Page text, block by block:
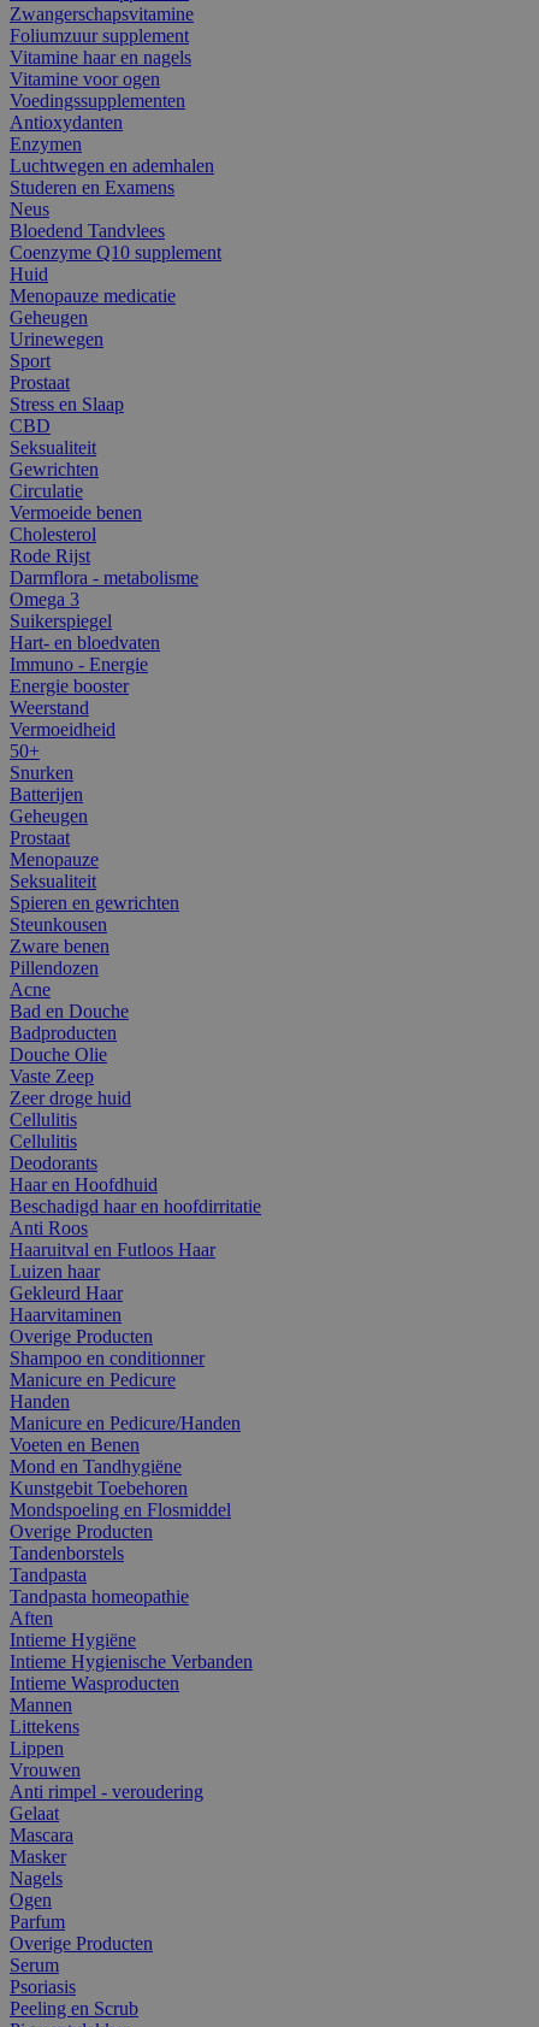
Zwangerschapsvitamine
Foliumzuur supplement
Vitamine haar en nagels
Vitamine voor ogen
Voedingssupplementen
Antioxydanten
Enzymen
Luchtwegen en ademhalen
Studeren en Examens
Neus
Bloedend Tandvlees
Coenzyme Q10 supplement
Huid
Menopauze medicatie
Geheugen
Urinewegen
Sport
Prostaat
Stress en Slaap
CBD
Seksualiteit
Gewrichten
Circulatie
Vermoeide benen
Cholesterol
Rode Rijst
Darmflora - metabolisme
Omega 3
Suikerspiegel
Hart- en bloedvaten
Immuno - Energie
Energie booster
Weerstand
Vermoeidheid
50+
Snurken
Batterijen
Geheugen
Prostaat
Menopauze
Seksualiteit
Spieren en gewrichten
Steunkousen
Zware benen
Pillendozen
Acne
Bad en Douche
Badproducten
Douche Olie
Vaste Zeep
Zeer droge huid
Cellulitis
Cellulitis
Deodorants
Haar en Hoofdhuid
Beschadigd haar en hoofdirritatie
Anti Roos
Haaruitval en Futloos Haar
Luizen haar
Gekleurd Haar
Haarvitaminen
Overige Producten
Shampoo en conditionner
Manicure en Pedicure
Handen
Manicure en Pedicure/Handen
Voeten en Benen
Mond en Tandhygiëne
Kunstgebit Toebehoren
Mondspoeling en Flosmiddel
Overige Producten
Tandenborstels
Tandpasta
Tandpasta homeopathie
Aften
Intieme Hygiëne
Intieme Hygienische Verbanden
Intieme Wasproducten
Mannen
Littekens
Lippen
Vrouwen
Anti rimpel - veroudering
Gelaat
Mascara
Masker
Nagels
Ogen
Parfum
Overige Producten
Serum
Psoriasis
Peeling en Scrub